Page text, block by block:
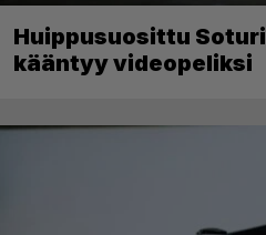
Huippusuosittu
kääntyy videopeliksi